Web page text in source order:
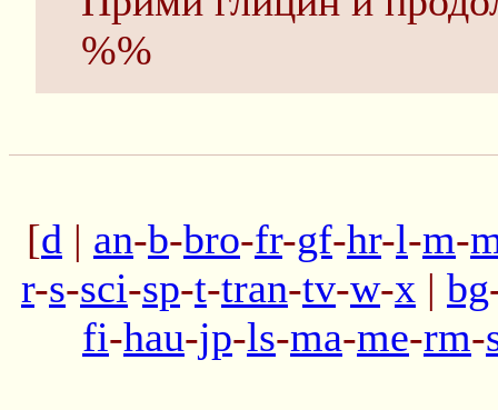
%%
[d | an-b-bro-fr-gf-hr-l-m-
r-s-sci-sp-t-tran-tv-w-x | bg
fi-hau-jp-ls-ma-me-rm-